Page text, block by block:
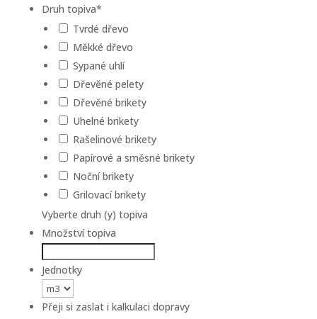
Druh topiva*
Tvrdé dřevo
Měkké dřevo
Sypané uhlí
Dřevěné pelety
Dřevěné brikety
Uhelné brikety
Rašelinové brikety
Papírové a směsné brikety
Noční brikety
Grilovací brikety
Vyberte druh (y) topiva
Množství topiva
Jednotky
Přeji si zaslat i kalkulaci dopravy